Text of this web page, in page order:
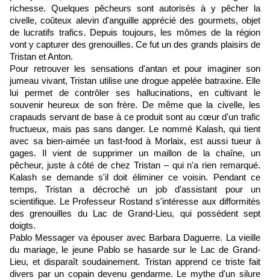
richesse. Quelques pêcheurs sont autorisés à y pêcher la
civelle, coûteux alevin d'anguille apprécié des gourmets, objet
de lucratifs trafics. Depuis toujours, les mômes de la région
vont y capturer des grenouilles. Ce fut un des grands plaisirs de
Tristan et Anton.
Pour retrouver les sensations d'antan et pour imaginer son
jumeau vivant, Tristan utilise une drogue appelée batraxine. Elle
lui permet de contrôler ses hallucinations, en cultivant le
souvenir heureux de son frère. De même que la civelle, les
crapauds servant de base à ce produit sont au cœur d'un trafic
fructueux, mais pas sans danger. Le nommé Kalash, qui tient
avec sa bien-aimée un fast-food à Morlaix, est aussi tueur à
gages. Il vient de supprimer un maillon de la chaîne, un
pêcheur, juste à côté de chez Tristan – qui n'a rien remarqué.
Kalash se demande s'il doit éliminer ce voisin. Pendant ce
temps, Tristan a décroché un job d'assistant pour un
scientifique. Le Professeur Rostand s'intéresse aux difformités
des grenouilles du Lac de Grand-Lieu, qui possèdent sept
doigts.
Pablo Messager va épouser avec Barbara Daguerre. La vieille
du mariage, le jeune Pablo se hasarde sur le Lac de Grand-
Lieu, et disparaît soudainement. Tristan apprend ce triste fait
divers par un copain devenu gendarme. Le mythe d'un silure